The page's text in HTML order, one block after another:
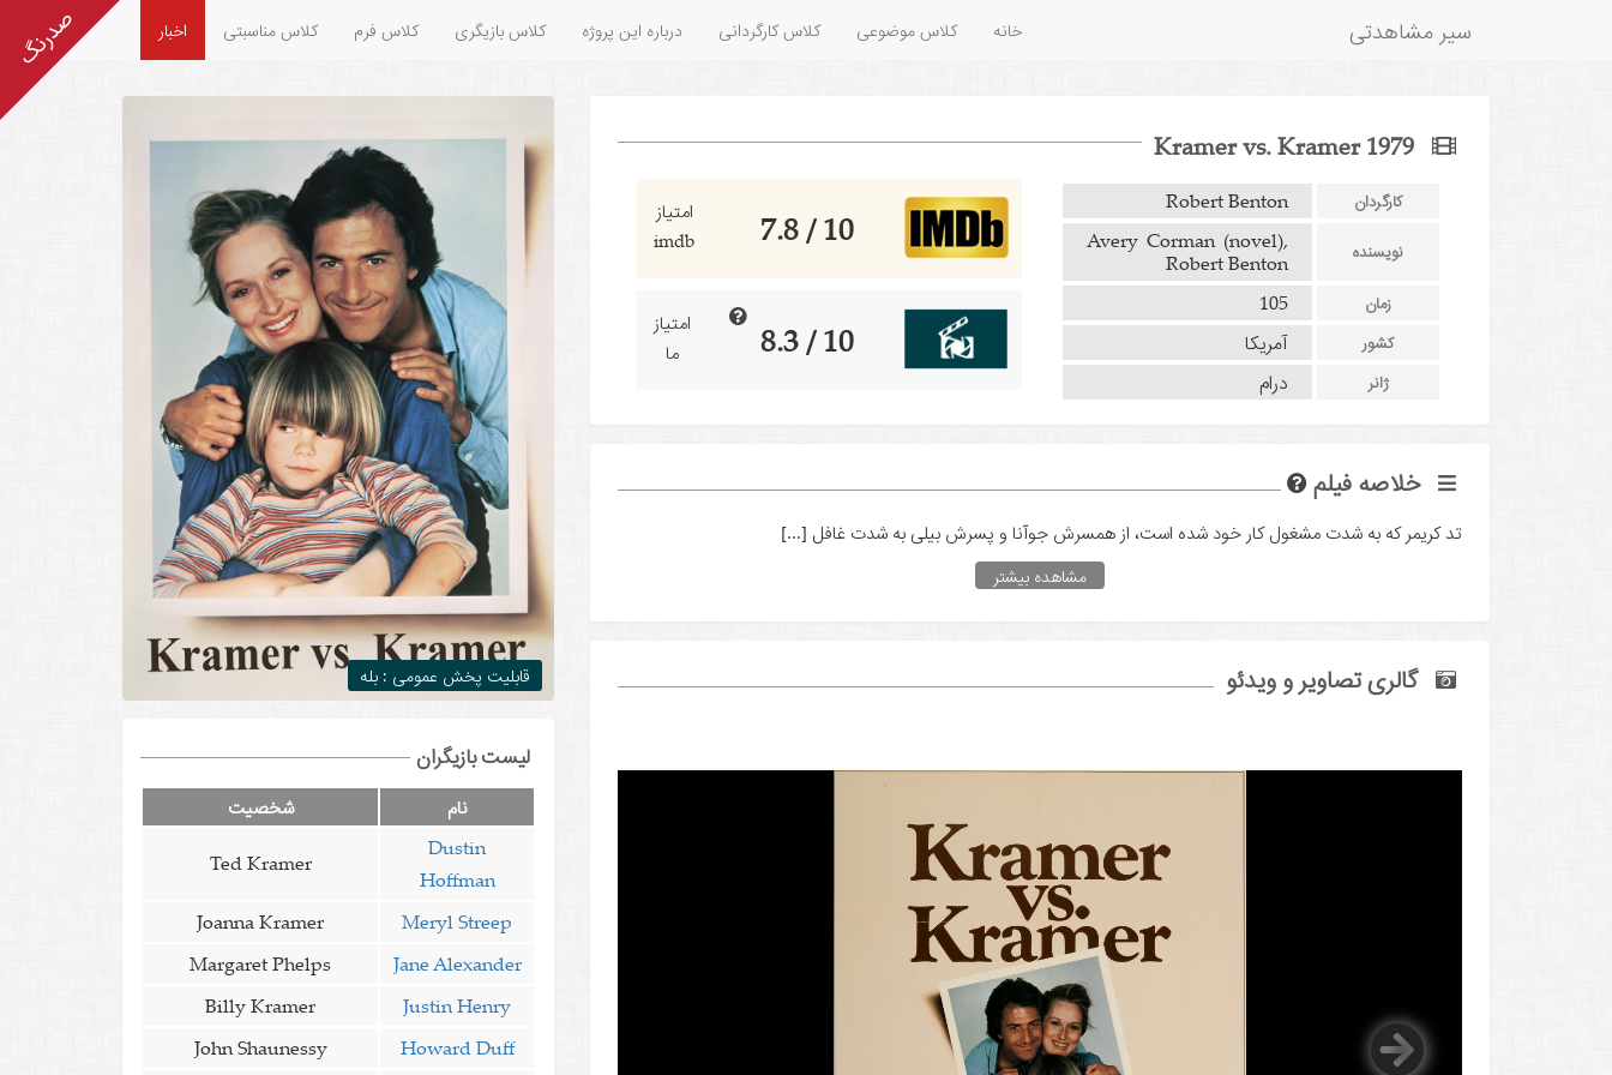
سیر مشاهدتی خانه کلاس موضوعی کلاس کارگردانی درباره این پروژه کلاس بازیگری کلاس فرم کلاس مناسبتی اخبار
Kramer vs. Kramer 1979
کارگردان Robert Benton
نویسنده
Avery Corman (novel),
Robert Benton
زمان 105
کشور آمریکا
ژانر درام
10 / 7.8
امتیاز
imdb
10 / 8.3
امتیاز
ما
خلاصه فیلم
تد کریمر که به شدت مشغول کار خود شده است، از همسرش جوآنا و پسرش بیلی به شدت غافل [...]
مشاهده بیشتر
گالری تصاویر و ویدئو قابلیت پخش عمومی : بله
لیست بازیگران
نام شخصیت
Dustin
Hoffman
Ted Kramer
Meryl Streep
Joanna Kramer
Jane Alexander
Margaret Phelps
Justin Henry
Billy Kramer
Howard Duff
John Shaunessy